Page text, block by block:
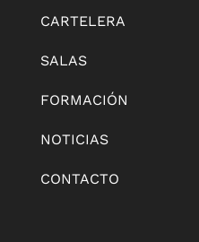
CARTELERA
SALAS
FORMACIÓN
NOTICIAS
CONTACTO